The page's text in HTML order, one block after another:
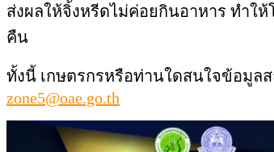
ส่งผลให้จิ้งหรีดไม่ค่อยกินอาหาร ทำใ
คืน
ทั้งนี้ เกษตรกรหรือท่านใดสนใจข้อมูล
zone5@oae.go.th